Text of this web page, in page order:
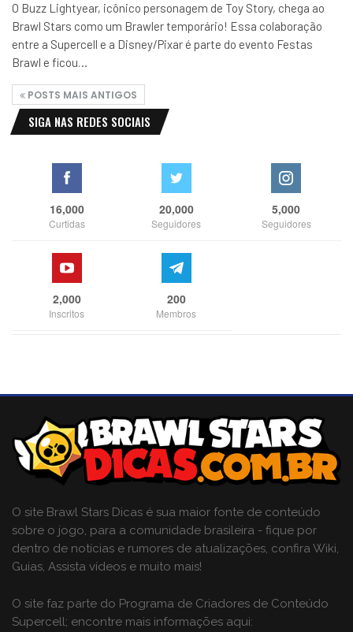
O Buzz Lightyear, icônico personagem de Toy Story, chega ao
Brawl Stars como um Brawler temporário! Essa colaboração
entre a Supercell e a Disney/Pixar é parte do evento Festas
Brawl e ficou…
POSTS MAIS ANTIGOS
SIGA NAS REDES SOCIAIS
16,000
Curtidas
20,000
Seguidores
5,000
Seguidores
2,000
Inscritos
200
Membros
O site Brawl Stars Dicas é sua maior fonte de conteúdo
sobre o jogo, para a comunidade brasileira - fique por
dentro de notícias e rumores de atualizações, confira Wiki,
Guias, Assista vídeos e muito mais!
O site faz parte do Programa de Criadores de Conteúdo
Supercell; encontre mais informações aqui: